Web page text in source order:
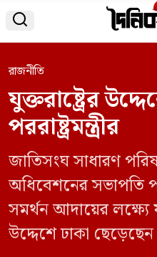

রাজনীতি
যুক্তরাষ্ট্রের
পররাষ্ট্রমন্ত্রীর
জাতিসংঘ সাধারণ
অধিবেশনের সভাপতি
সমর্থন আদায়ের লক্ষ্যে
উদ্দেশে ঢাকা ছেড়েছেন